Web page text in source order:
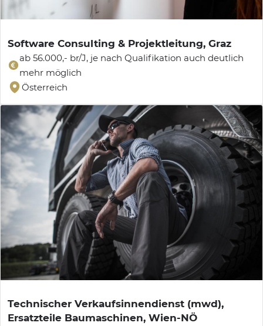
Software Consulting & Projektleitung, Graz
ab 56.000,- br/J, je nach Qualifikation auch deutlich
mehr möglich
Österreich
Technischer Verkaufsinnendienst (mwd),
Ersatzteile Baumaschinen, Wien-NÖ